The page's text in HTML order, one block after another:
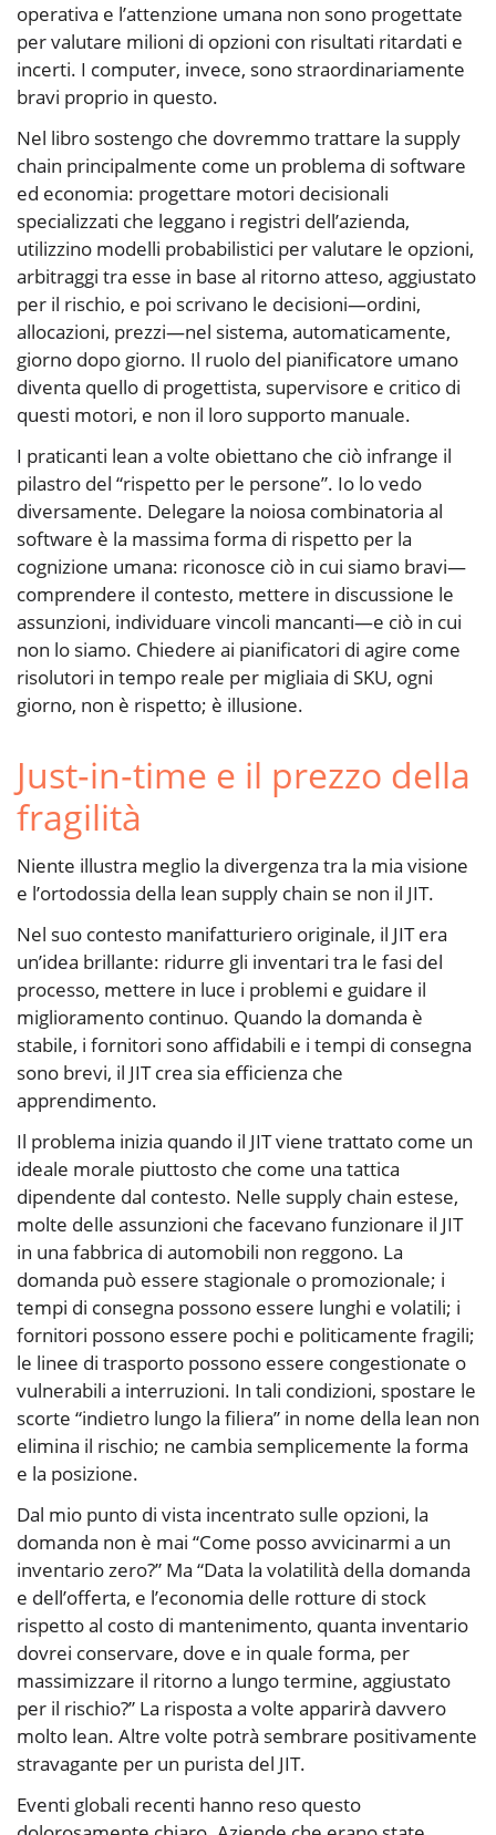
operativa e l’attenzione umana non sono progettate
per valutare milioni di opzioni con risultati ritardati e
incerti. I computer, invece, sono straordinariamente
bravi proprio in questo.
Nel libro sostengo che dovremmo trattare la supply
chain principalmente come un problema di software
ed economia: progettare motori decisionali
specializzati che leggano i registri dell’azienda,
utilizzino modelli probabilistici per valutare le opzioni,
arbitraggi tra esse in base al ritorno atteso, aggiustato
per il rischio, e poi scrivano le decisioni—ordini,
allocazioni, prezzi—nel sistema, automaticamente,
giorno dopo giorno. Il ruolo del pianificatore umano
diventa quello di progettista, supervisore e critico di
questi motori, e non il loro supporto manuale.
I praticanti lean a volte obiettano che ciò infrange il
pilastro del “rispetto per le persone”. Io lo vedo
diversamente. Delegare la noiosa combinatoria al
software è la massima forma di rispetto per la
cognizione umana: riconosce ciò in cui siamo bravi—
comprendere il contesto, mettere in discussione le
assunzioni, individuare vincoli mancanti—e ciò in cui
non lo siamo. Chiedere ai pianificatori di agire come
risolutori in tempo reale per migliaia di SKU, ogni
giorno, non è rispetto; è illusione.
Just‑in‑time e il prezzo della
fragilità
Niente illustra meglio la divergenza tra la mia visione
e l’ortodossia della lean supply chain se non il JIT.
Nel suo contesto manifatturiero originale, il JIT era
un’idea brillante: ridurre gli inventari tra le fasi del
processo, mettere in luce i problemi e guidare il
miglioramento continuo. Quando la domanda è
stabile, i fornitori sono affidabili e i tempi di consegna
sono brevi, il JIT crea sia efficienza che
apprendimento.
Il problema inizia quando il JIT viene trattato come un
ideale morale piuttosto che come una tattica
dipendente dal contesto. Nelle supply chain estese,
molte delle assunzioni che facevano funzionare il JIT
in una fabbrica di automobili non reggono. La
domanda può essere stagionale o promozionale; i
tempi di consegna possono essere lunghi e volatili; i
fornitori possono essere pochi e politicamente fragili;
le linee di trasporto possono essere congestionate o
vulnerabili a interruzioni. In tali condizioni, spostare le
scorte “indietro lungo la filiera” in nome della lean non
elimina il rischio; ne cambia semplicemente la forma
e la posizione.
Dal mio punto di vista incentrato sulle opzioni, la
domanda non è mai “Come posso avvicinarmi a un
inventario zero?” Ma “Data la volatilità della domanda
e dell’offerta, e l’economia delle rotture di stock
rispetto al costo di mantenimento, quanta inventario
dovrei conservare, dove e in quale forma, per
massimizzare il ritorno a lungo termine, aggiustato
per il rischio?” La risposta a volte apparirà davvero
molto lean. Altre volte potrà sembrare positivamente
stravagante per un purista del JIT.
Eventi globali recenti hanno reso questo